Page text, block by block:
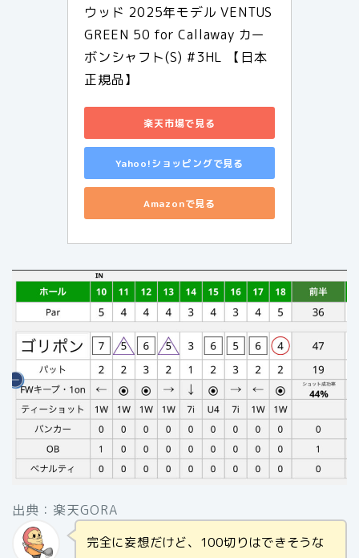
ウッド 2025年モデル VENTUS
GREEN 50 for Callaway カー
ボンシャフト(S) #3HL 【日本
正規品】
楽天市場で見る
Yahoo!ショッピングで見る
Amazonで見る
出典：楽天GORA
完全に妄想だけど、100切りはできそうな